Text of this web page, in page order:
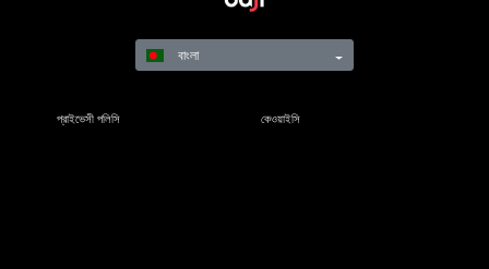
প্রাইভেসী পলিসি কেওয়াইসি
বাংলা